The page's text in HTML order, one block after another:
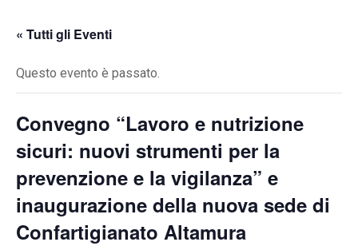
« Tutti gli Eventi
Questo evento è passato.
Convegno “Lavoro e nutrizione
sicuri: nuovi strumenti per la
prevenzione e la vigilanza” e
inaugurazione della nuova sede di
Confartigianato Altamura